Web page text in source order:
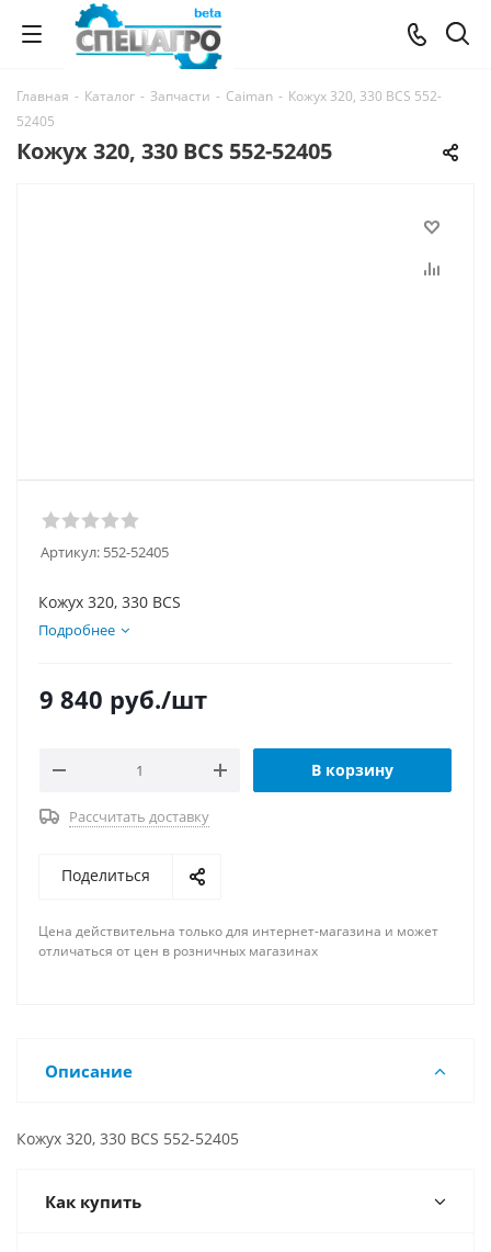
Главная - Каталог - Запчасти - Caiman - Кожух 320, 330 BCS 552-
52405
Кожух 320, 330 BCS 552-52405
Артикул: 552-52405
Кожух 320, 330 BCS
Подробнее
9 840 руб./шт
В корзину
Рассчитать доставку
Поделиться
Цена действительна только для интернет-магазина и может
отличаться от цен в розничных магазинах
Описание
Кожух 320, 330 BCS 552-52405
Как купить